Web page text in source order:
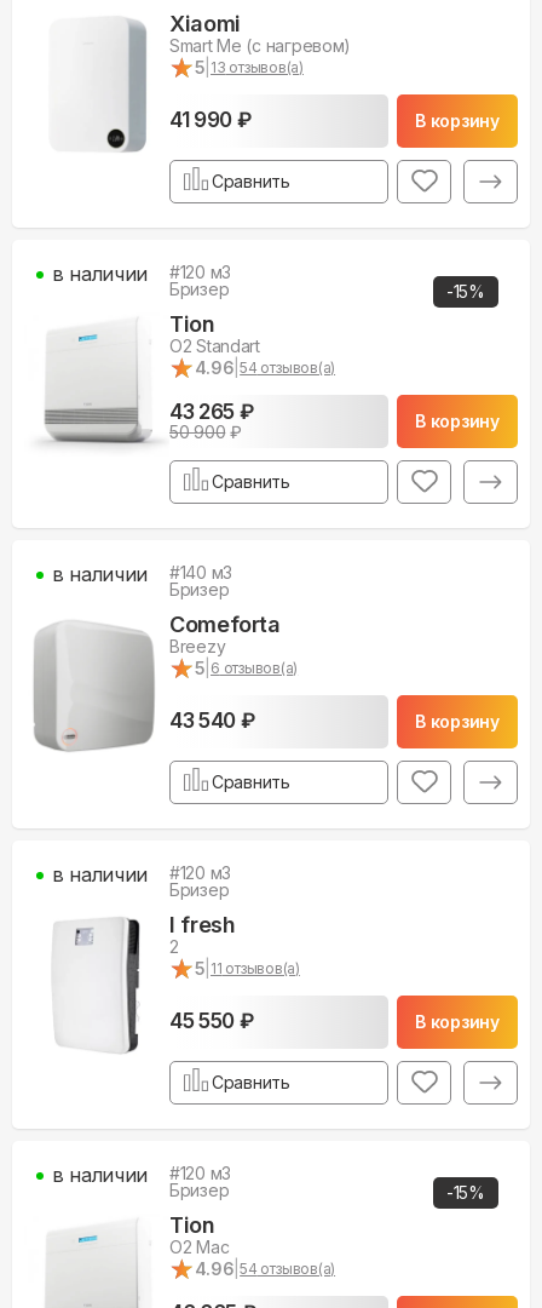
Xiaomi
Smart Me (с нагревом)
★
★5 13 отзывов(а)
41 990 ₽ В корзину
Сравнить
-15%
#120 м3
Бризер
Tion
O2 Standart
★
★4.96 |54 отзывов(а)
43 265 ₽
50 900₽
В корзину
в наличии
Сравнить
#140 м3
Бризер
Comeforta
Breezy
★
★5 6 отзывов(а)
43 540 ₽ В корзину
в наличии
Сравнить
#120 м3
Бризер
I fresh
2
★
★5 11 отзывов(а)
45 550 ₽ В корзину
в наличии
Сравнить
-15%
#120 м3
Бризер
Tion
O2 Mac
★
★4.96 |54 отзывов(а)
в наличии